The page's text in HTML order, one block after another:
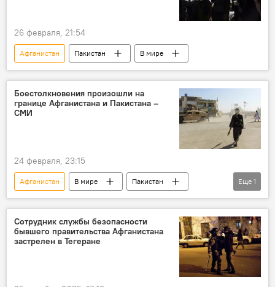
26 февраля, 21:54
Афганистан Пакистан В мире
Боестолкновения произошли на
границе Афганистана и Пакистана –
СМИ
24 февраля, 23:15
Афганистан В мире
Пакистан
граница
Еще 1
Сотрудник службы безопасности
бывшего правительства Афганистана
застрелен в Тегеране